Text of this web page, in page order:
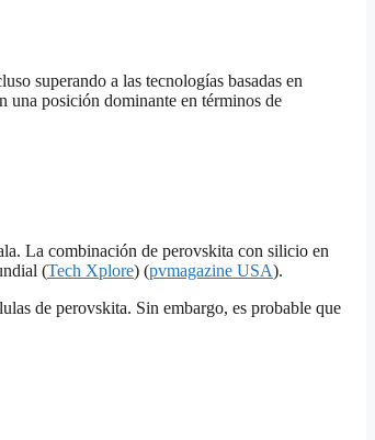
superando a las tecnologías basadas en
posición dominante en términos de
La combinación de perovskita con silicio en
(Tech Xplore) ​(pvmagazine USA).
de perovskita. Sin embargo, es probable que